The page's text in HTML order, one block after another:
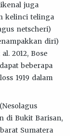
juga
kelinci telinga
netscheri)
diri)
2012, Bose
beberapa
1919 dalam
di Bukit Barisan,
Sumatera